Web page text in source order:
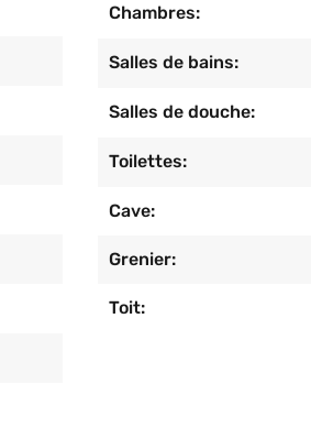
Chambres:
Salles de bains:
Salles de douche:
Toilettes:
Cave:
Grenier:
Toit: